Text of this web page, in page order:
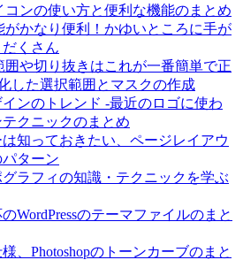
コンの使い方と便利な機能のまとめ
がかなり便利！かゆいところに手が
くさん
囲や切り抜きはこれが一番簡単で正
した選択範囲とマスクの作成
ンのトレンド -最近のロゴに使わ
クニックのまとめ
知っておきたい、ページレイアウ
パターン
ラフィの知識・テクニックを学ぶ
WordPressのテーマファイルのまと
、Photoshopのトーンカーブのまと